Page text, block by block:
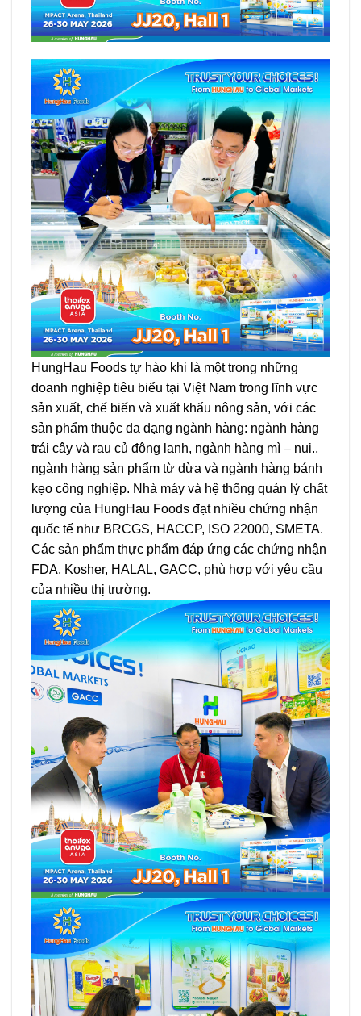
HungHau Foods tự hào khi là một trong những
doanh nghiệp tiêu biểu tại Việt Nam trong lĩnh vực
sản xuất, chế biến và xuất khẩu nông sản, với các
sản phẩm thuộc đa dạng ngành hàng: ngành hàng
trái cây và rau củ đông lạnh, ngành hàng mì – nui.,
ngành hàng sản phẩm từ dừa và ngành hàng bánh
kẹo công nghiệp. Nhà máy và hệ thống quản lý chất
lượng của HungHau Foods đạt nhiều chứng nhận
quốc tế như BRCGS, HACCP, ISO 22000, SMETA.
Các sản phẩm thực phẩm đáp ứng các chứng nhận
FDA, Kosher, HALAL, GACC, phù hợp với yêu cầu
của nhiều thị trường.